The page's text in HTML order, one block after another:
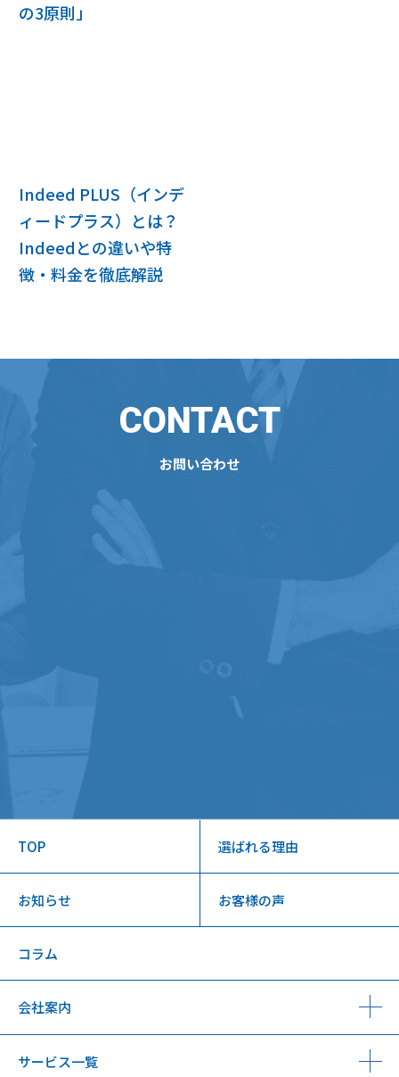
の3原則」
Indeed PLUS（インデ
ィードプラス）とは？
Indeedとの違いや特
徴・料金を徹底解説
CONTACT
お問い合わせ
TOP 選ばれる理由
お知らせ お客様の声
コラム
会社案内
サービス一覧